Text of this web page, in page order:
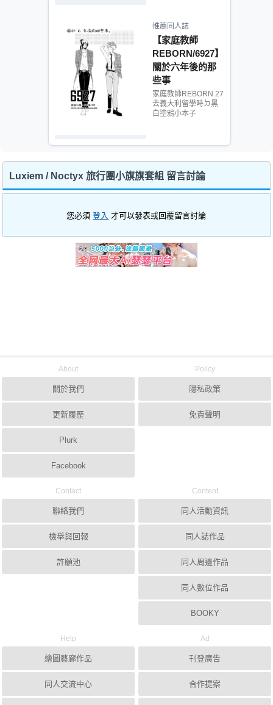
推薦同人誌
【家庭教師
REBORN/6927】
關於六年後的那
些事
家庭教師REBORN 27
去義大利留學時ㄉ黑
白塗鴉小本子
Luxiem / Noctyx 旅行團小旗旗套組 留言討論
您必須登入 才可以發表或回覆留言討論
About
關於我們
更新履歷
Plurk
Facebook
Policy
隱私政策
免責聲明
Contact
聯絡我們
檢舉與回報
許願池
Content
同人活動資訊
同人誌作品
同人周邊作品
同人數位作品
BOOKY
Help
繪圖藝廊作品
同人交流中心
Ad
刊登廣告
合作提案